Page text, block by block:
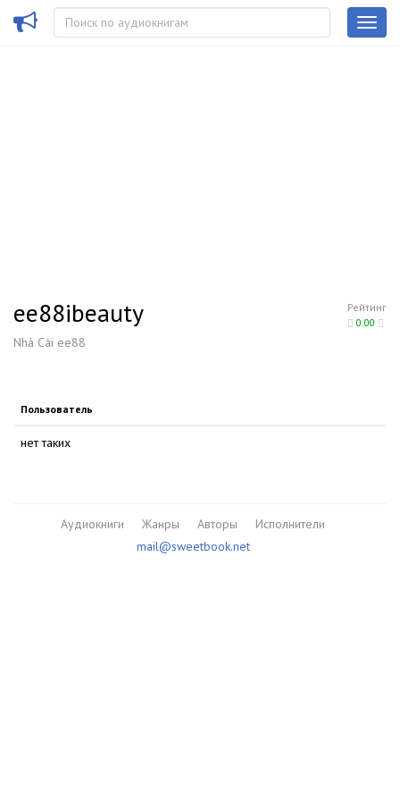
Рейтинг
0.00
ee88ibeauty
Nhà Cái ee88
Пользователь
нет таких
Аудиокниги Жанры Авторы
Исполнители
mail@sweetbook.net